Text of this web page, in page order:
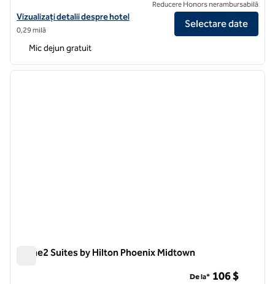
Vizualizați detaliile hotelului pentru Home2 Suites by Hilton
Vizualizați detalii despre hotel
0,29 milă
Reducere Honors nerambursabilă
Selectare date
Mic dejun gratuit
1 din 12
Home2 Suites by Hilton Phoenix Midtown
De la* 106 $